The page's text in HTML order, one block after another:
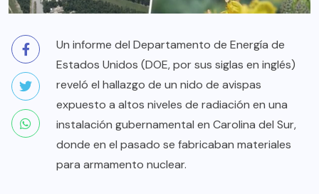
Un informe del Departamento de Energía de
Estados Unidos (DOE, por sus siglas en inglés)
reveló el hallazgo de un nido de avispas
expuesto a altos niveles de radiación en una
instalación gubernamental en Carolina del Sur,
donde en el pasado se fabricaban materiales
para armamento nuclear.